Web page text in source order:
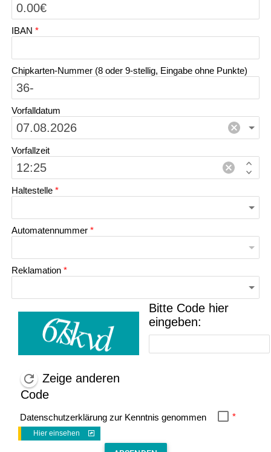
IBAN *
Chipkarten-Nummer (8 oder 9-stellig, Eingabe ohne Punkte)
Vorfalldatum
Vorfallzeit
Haltestelle *
Automatennummer *
Reklamation *
Bitte Code hier
eingeben:
Zeige anderen
Code
Datenschutzerklärung zur Kenntnis genommen *
Hier einsehen